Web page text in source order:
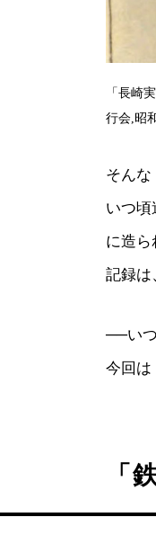
「長崎
行会,昭
そんな
いつ頃
に造ら
記録は
──い
今回は
「